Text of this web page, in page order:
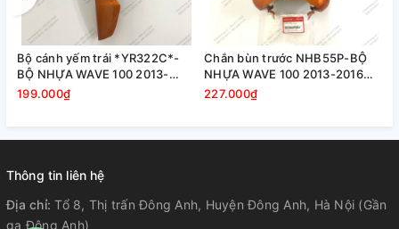
Bộ cánh yếm trái *YR322C*-
BỘ NHỰA WAVE 100 2013-
2016 CAM
199.000₫
Chắn bùn trước NHB55P-BỘ
NHỰA WAVE 100 2013-2016
CAM
227.000₫
Thông tin liên hệ
Địa chỉ:Tổ 8, Thị trấn Đông Anh, Huyện Đông Anh, Hà Nội (Gần
ga Đông Anh)